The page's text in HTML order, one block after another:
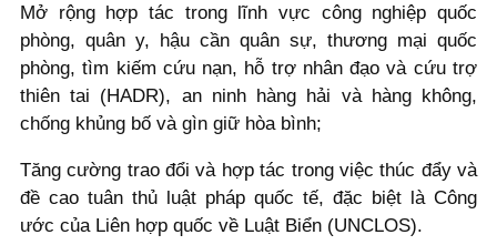
Mở rộng hợp tác trong lĩnh vực công nghiệp quốc
phòng, quân y, hậu cần quân sự, thương mại quốc
phòng, tìm kiếm cứu nạn, hỗ trợ nhân đạo và cứu trợ
thiên tai (HADR), an ninh hàng hải và hàng không,
chống khủng bố và gìn giữ hòa bình;
Tăng cường trao đổi và hợp tác trong việc thúc đẩy và
đề cao tuân thủ luật pháp quốc tế, đặc biệt là Công
ước của Liên hợp quốc về Luật Biển (UNCLOS).